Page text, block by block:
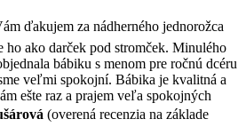
ďakujem za nádherného jednorožca
ho ako darček pod stromček. Minulého
bábiku s menom pre ročnú dcéru
veľmi spokojní. Bábika je kvalitná a
ešte raz a prajem veľa spokojných
(overená recenzia na základe